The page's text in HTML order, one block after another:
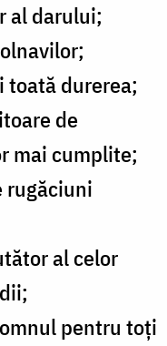
al darului;
toată durerea;
de
mai cumplite;
rugăciuni
al celor
pentru toți